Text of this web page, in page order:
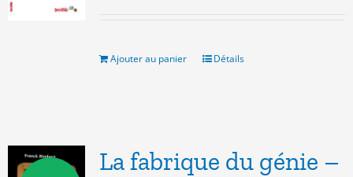
15.00€.5.00€.
Ajouter au panier Détails
La fabrique du génie –